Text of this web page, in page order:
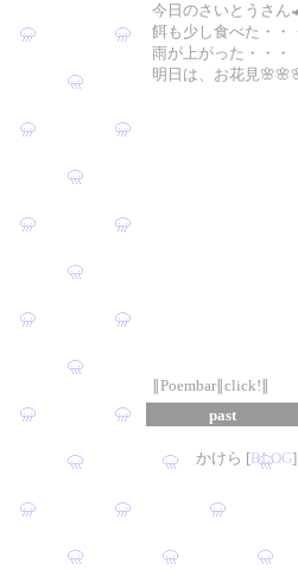
今日のさいとうさん
餌も少し食べた・・
雨が上がった・・・
明日は、お花見
∥Poembar∥click!∥
past
かけら [BLOG